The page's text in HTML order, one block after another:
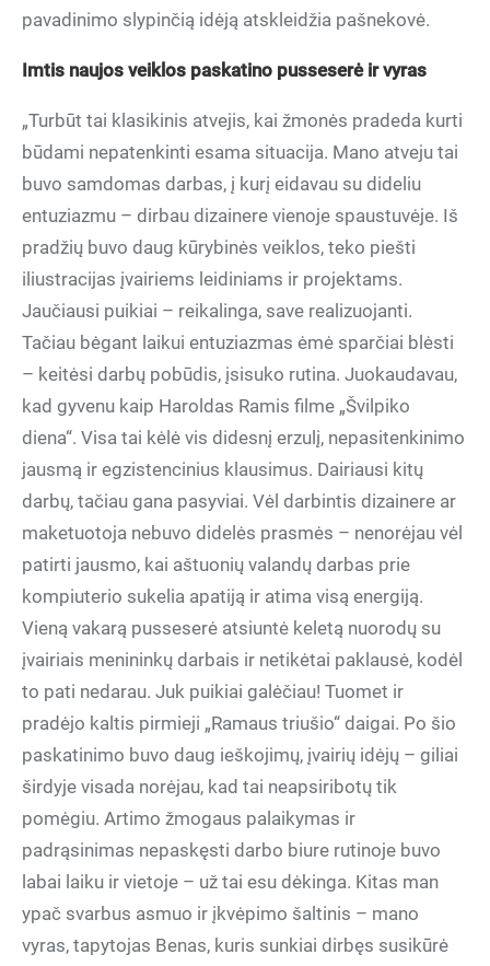
pavadinimo slypinčią idėją atskleidžia pašnekovė.
Imtis naujos veiklos paskatino pusseserė ir vyras
„Turbūt tai klasikinis atvejis, kai žmonės pradeda kurti
būdami nepatenkinti esama situacija. Mano atveju tai
buvo samdomas darbas, į kurį eidavau su dideliu
entuziazmu – dirbau dizainere vienoje spaustuvėje. Iš
pradžių buvo daug kūrybinės veiklos, teko piešti
iliustracijas įvairiems leidiniams ir projektams.
Jaučiausi puikiai – reikalinga, save realizuojanti.
Tačiau bėgant laikui entuziazmas ėmė sparčiai blėsti
– keitėsi darbų pobūdis, įsisuko rutina. Juokaudavau,
kad gyvenu kaip Haroldas Ramis filme „Švilpiko
diena“. Visa tai kėlė vis didesnį erzulį, nepasitenkinimo
jausmą ir egzistencinius klausimus. Dairiausi kitų
darbų, tačiau gana pasyviai. Vėl darbintis dizainere ar
maketuotoja nebuvo didelės prasmės – nenorėjau vėl
patirti jausmo, kai aštuonių valandų darbas prie
kompiuterio sukelia apatiją ir atima visą energiją.
Vieną vakarą pusseserė atsiuntė keletą nuorodų su
įvairiais menininkų darbais ir netikėtai paklausė, kodėl
to pati nedarau. Juk puikiai galėčiau! Tuomet ir
pradėjo kaltis pirmieji „Ramaus triušio“ daigai. Po šio
paskatinimo buvo daug ieškojimų, įvairių idėjų – giliai
širdyje visada norėjau, kad tai neapsiribotų tik
pomėgiu. Artimo žmogaus palaikymas ir
padrąsinimas nepaskęsti darbo biure rutinoje buvo
labai laiku ir vietoje – už tai esu dėkinga. Kitas man
ypač svarbus asmuo ir įkvėpimo šaltinis – mano
vyras, tapytojas Benas, kuris sunkiai dirbęs susikūrė